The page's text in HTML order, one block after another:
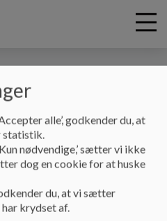
Understøttende
alle’, godkender du, at
statistik.
nødvendige,’ sætter vi ikke
dog en cookie for at huske
du, at vi sætter
krydset af.